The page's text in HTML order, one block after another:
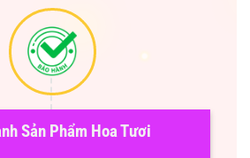
Sản Phẩm Hoa Tươi